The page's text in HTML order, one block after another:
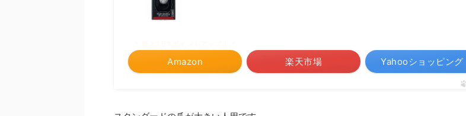
Amazon 楽天市場 Yahooショッピング